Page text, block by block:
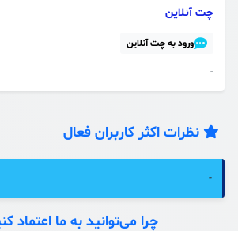
چت آنلاین
ورود به چت آنلاین
-
نظرات اکثر کاربران فعال
-
چرا می‌توانید به ما اعتماد